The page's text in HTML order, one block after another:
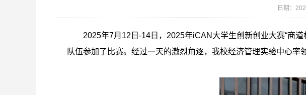
日期：
2025年7月12日-14日，2025年iCAN大学生创新创业大赛“商
队伍参加了比赛。经过一天的激烈角逐，我校经济管理实验中心率